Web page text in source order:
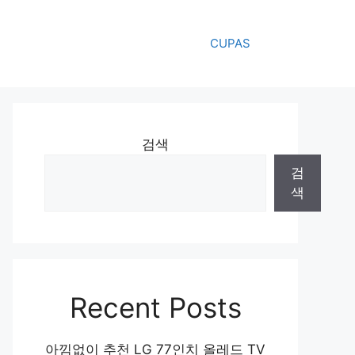
CUPAS
검색
검
색
Recent Posts
아낌없이 추천 LG 77인치 올레드 TV